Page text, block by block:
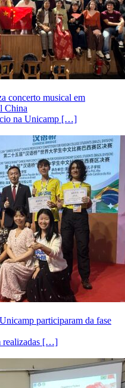
concerto musical em
China
na Unicamp […]
participaram da fase
realizadas […]